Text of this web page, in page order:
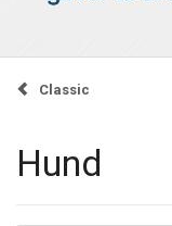
Classic
Hund